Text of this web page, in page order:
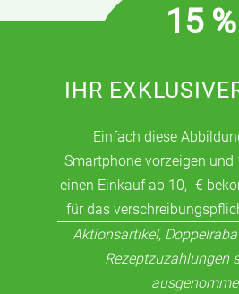
15 %
IHR
Einfach diese
Smartphone vorzeigen und
einen Einkauf ab 10,- €
für das
Aktionsartikel,
Rezeptzuzahlungen